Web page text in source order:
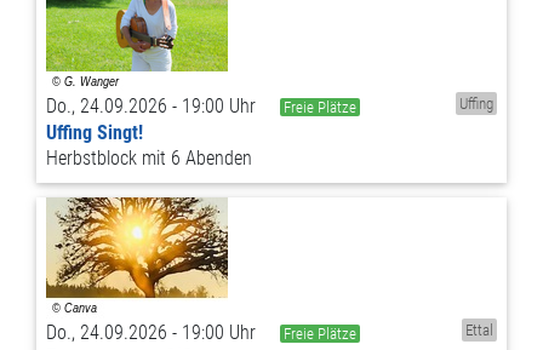
Do., 24.09.2026 - 19:00 Uhr Freie Plätze Uffing
Uffing Singt!
Herbstblock mit 6 Abenden
Do., 24.09.2026 - 19:00 Uhr Freie Plätze Ettal